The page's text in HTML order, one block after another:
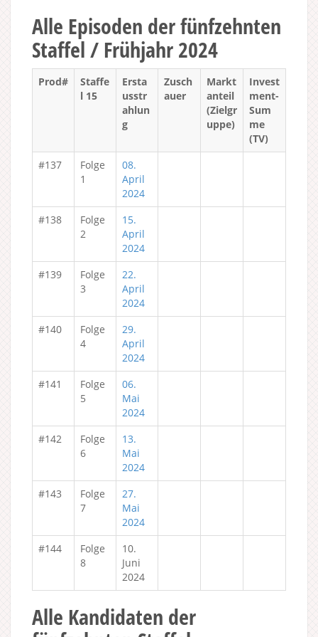
Alle Episoden der fünfzehnten
Staffel / Frühjahr 2024
Prod#
Staffe
l 15
Ersta
usstr
ahlun
g
Zusch
auer
Markt
anteil
(Zielgr
uppe)
Invest
ment-
Sum
me
(TV)
#137
Folge
1
08.
April
2024
#138
Folge
2
15.
April
2024
#139
Folge
3
22.
April
2024
#140
Folge
4
29.
April
2024
#141
Folge
5
06.
Mai
2024
#142
Folge
6
13.
Mai
2024
#143
Folge
7
27.
Mai
2024
#144
Folge
8
10.
Juni
2024
Alle Kandidaten der